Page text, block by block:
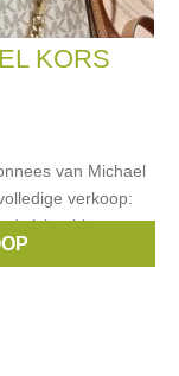
KORS
van Michael
verkoop:
michael-kors